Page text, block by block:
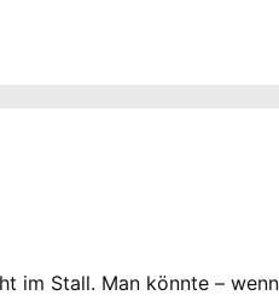
im Stall. Man könnte –